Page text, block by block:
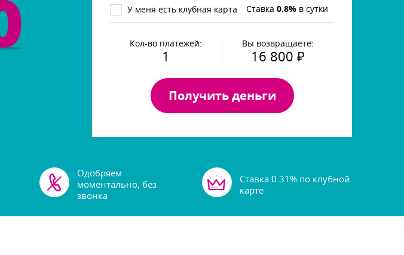
У меня есть клубная карта Cтавка 0.8% сутки
Кол-во платежей:
1
ы возвращаете:
16 800 ₽
Получить деньги
Одобряем
моментально, без
звонка
Ставка 0.31% по клубной
карте